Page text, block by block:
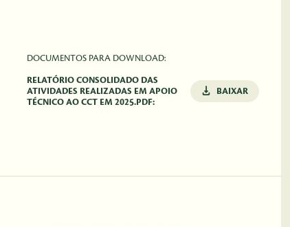
DOCUMENTOS PARA DOWNLOAD:
RELATÓRIO CONSOLIDADO DAS
ATIVIDADES REALIZADAS EM APOIO
TÉCNICO AO CCT EM 2025.PDF:
BAIXAR